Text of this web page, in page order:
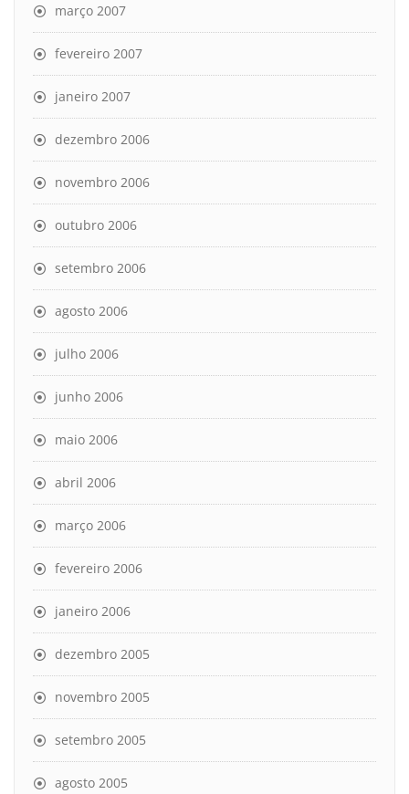
março 2007
fevereiro 2007
janeiro 2007
dezembro 2006
novembro 2006
outubro 2006
setembro 2006
agosto 2006
julho 2006
junho 2006
maio 2006
abril 2006
março 2006
fevereiro 2006
janeiro 2006
dezembro 2005
novembro 2005
setembro 2005
agosto 2005